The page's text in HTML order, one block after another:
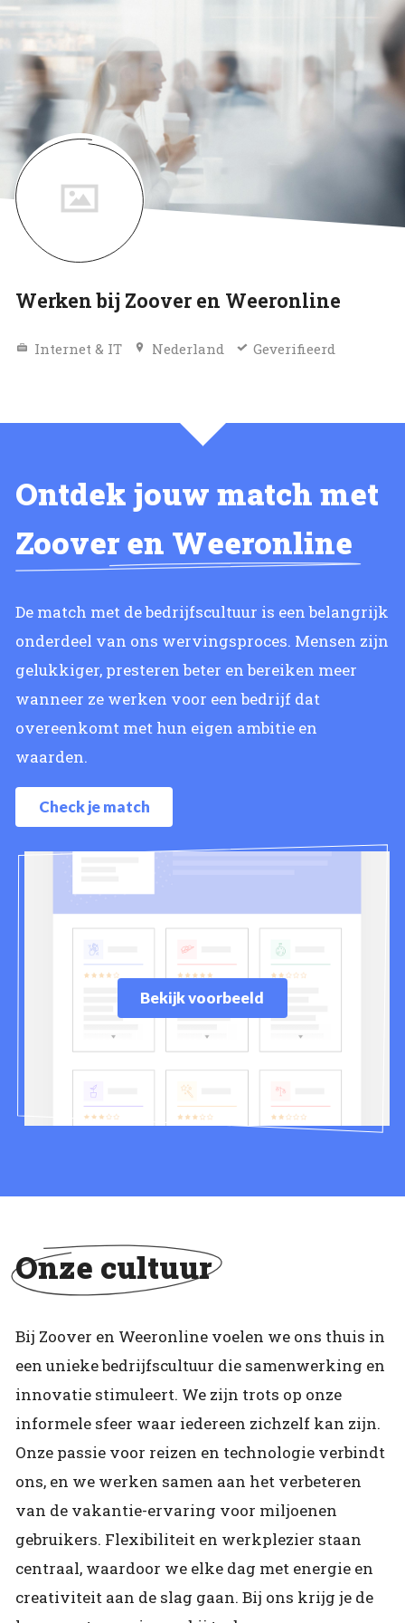
Werken bij Zoover en Weeronline
Internet & IT Nederland Geverifieerd
Ontdek jouw match met
Zoover en Weeronline
De match met de bedrijfscultuur is een belangrijk
onderdeel van ons wervingsproces. Mensen zijn
gelukkiger, presteren beter en bereiken meer
wanneer ze werken voor een bedrijf dat
overeenkomt met hun eigen ambitie en
waarden.
Check je match
Bekijk voorbeeld
Onze cultuur
Bij Zoover en Weeronline voelen we ons thuis in
een unieke bedrijfscultuur die samenwerking en
innovatie stimuleert. We zijn trots op onze
informele sfeer waar iedereen zichzelf kan zijn.
Onze passie voor reizen en technologie verbindt
ons, en we werken samen aan het verbeteren
van de vakantie-ervaring voor miljoenen
gebruikers. Flexibiliteit en werkplezier staan
centraal, waardoor we elke dag met energie en
creativiteit aan de slag gaan. Bij ons krijg je de